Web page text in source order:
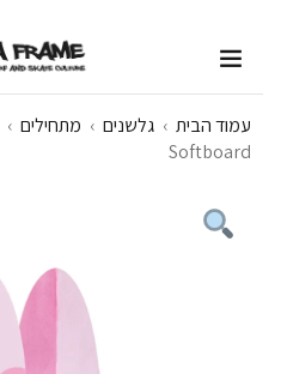
עמוד הבית › גלשנים › מתחילים ›
Softboard